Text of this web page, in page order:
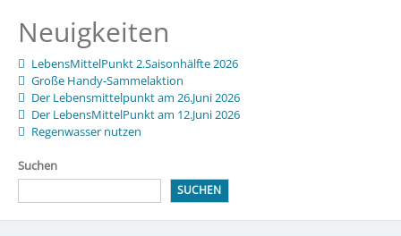
Neuigkeiten
LebensMittelPunkt 2.Saisonhälfte 2026
Große Handy-Sammelaktion
Der Lebensmittelpunkt am 26.Juni 2026
Der LebensMittelPunkt am 12.Juni 2026
Regenwasser nutzen
Suchen
SUCHEN